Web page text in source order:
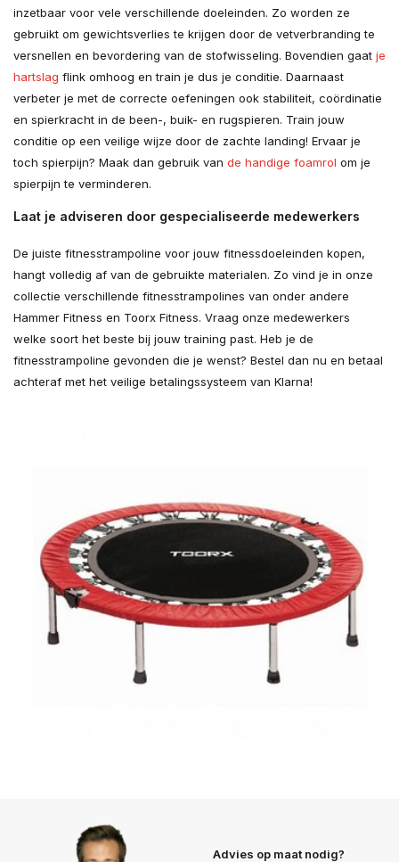
inzetbaar voor vele verschillende doeleinden. Zo worden ze
gebruikt om gewichtsverlies te krijgen door de vetverbranding te
versnellen en bevordering van de stofwisseling. Bovendien gaat je
hartslag flink omhoog en train je dus je conditie. Daarnaast
verbeter je met de correcte oefeningen ook stabiliteit, coördinatie
en spierkracht in de been-, buik- en rugspieren. Train jouw
conditie op een veilige wijze door de zachte landing! Ervaar je
toch spierpijn? Maak dan gebruik van de handige foamrol om je
spierpijn te verminderen.
Laat je adviseren door gespecialiseerde medewerkers
De juiste fitnesstrampoline voor jouw fitnessdoeleinden kopen,
hangt volledig af van de gebruikte materialen. Zo vind je in onze
collectie verschillende fitnesstrampolines van onder andere
Hammer Fitness en Toorx Fitness. Vraag onze medewerkers
welke soort het beste bij jouw training past. Heb je de
fitnesstrampoline gevonden die je wenst? Bestel dan nu en betaal
achteraf met het veilige betalingssysteem van Klarna!
Advies op maat nodig?